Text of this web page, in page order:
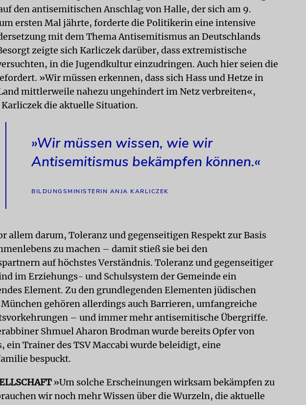
den antisemitischen Anschlag von Halle, der sich am 9.
ersten Mal jährte, forderte die Politikerin eine intensive
mit dem Thema Antisemitismus an Deutschlands
zeigte sich Karliczek darüber, dass extremistische
in die Jugendkultur einzudringen. Auch hier seien die
»Wir müssen erkennen, dass sich Hass und Hetze in
mittlerweile nahezu ungehindert im Netz verbreiten«,
die aktuelle Situation.
»Wir müssen wissen, wie wir
Antisemitismus bekämpfen können.«
BILDUNGSMINISTERIN ANJA KARLICZEK
allem darum, Toleranz und gegenseitigen Respekt zur Basis
zu machen – damit stieß sie bei den
auf höchstes Verständnis. Toleranz und gegenseitiger
im Erziehungs- und Schulsystem der Gemeinde ein
Element. Zu den grundlegenden Elementen jüdischen
gehören allerdings auch Barrieren, umfangreiche
– und immer mehr antisemitische Übergriffe.
Shmuel Aharon Brodman wurde bereits Opfer von
ein Trainer des TSV Maccabi wurde beleidigt, eine
bespuckt.
»Um solche Erscheinungen wirksam bekämpfen zu
wir noch mehr Wissen über die Wurzeln, die aktuelle